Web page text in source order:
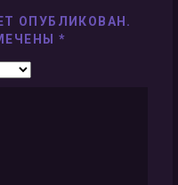
ОПУБЛИКОВАН.
*